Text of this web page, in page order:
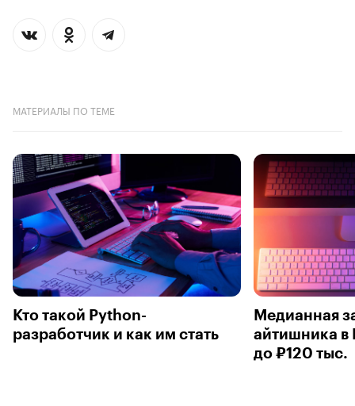
МАТЕРИАЛЫ ПО ТЕМЕ
Кто такой Python-
разработчик и как им стать
Медианная
айтишника в
до ₽120 тыс.